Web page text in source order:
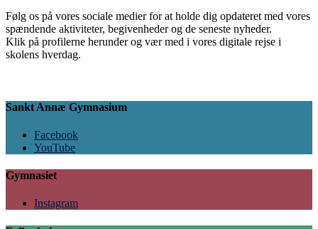
Følg os på vores sociale medier for at holde dig opdateret med vores
spændende aktiviteter, begivenheder og de seneste nyheder.
Klik på profilerne herunder og vær med i vores digitale rejse i
skolens hverdag.
Sankt Annæ Gymnasium
Facebook
YouTube
Gymnasiet
Instagram